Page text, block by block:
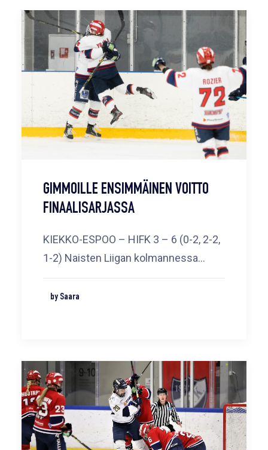
GIMMOILLE ENSIMMÄINEN VOITTO
FINAALISARJASSA
KIEKKO-ESPOO – HIFK 3 – 6 (0-2, 2-2,
1-2) Naisten Liigan kolmannessa…
by Saara